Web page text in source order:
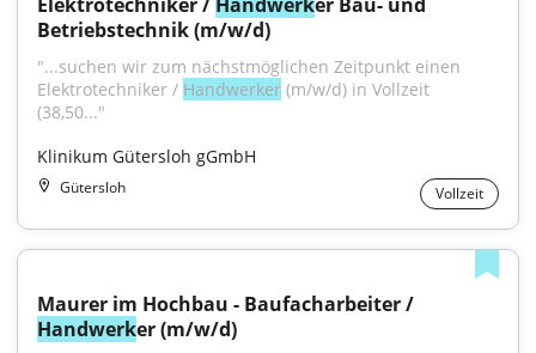
Betriebstechnik (m/w/d)
"...suchen wir zum nächstmöglichen Zeitpunkt einen
Elektrotechniker / Handwerker (m/w/d) in Vollzeit
(38,50..."
Klinikum Gütersloh gGmbH
Gütersloh Vollzeit
Handwerker (m/w/d)